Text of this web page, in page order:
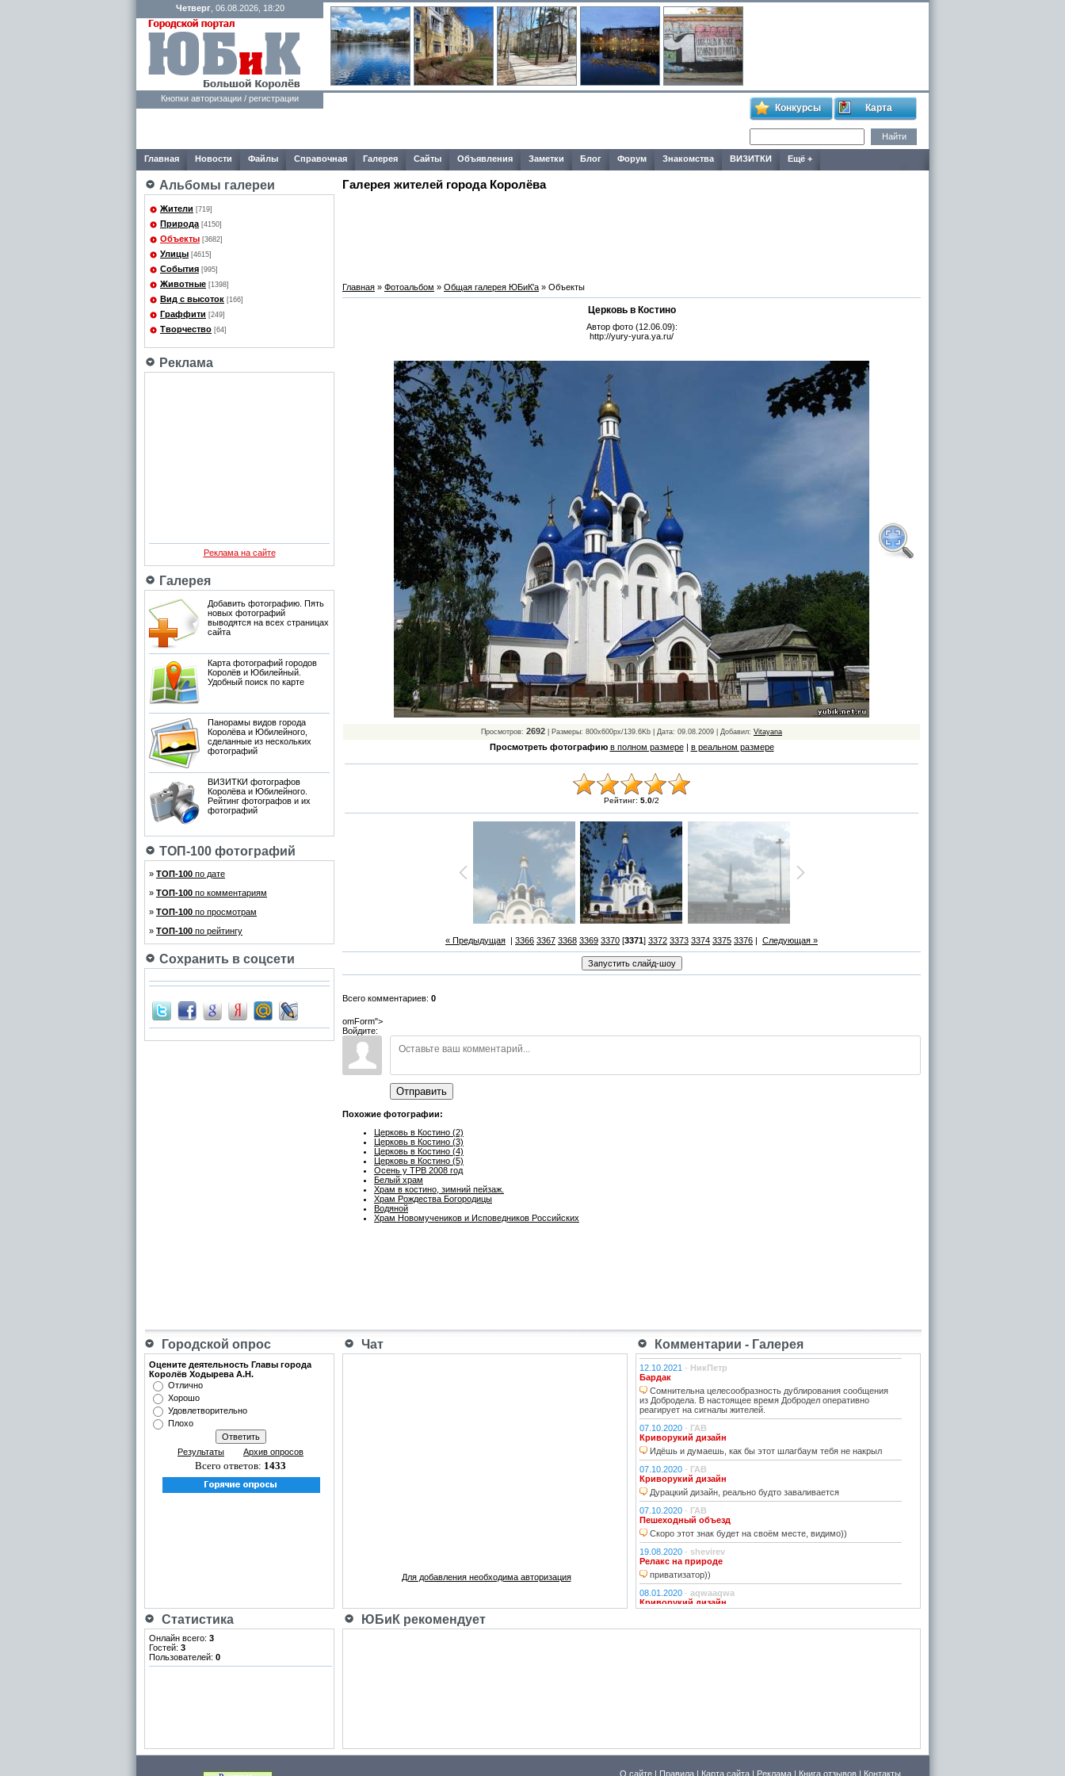
Четверг, 06.08.2026, 18:20
Кнопки авторизации / регистрации
Конкурсы Карта
Главная Новости Файлы Справочная Галерея Сайты Объявления Заметки Блог Форум Знакомства ВИЗИТКИ Ещё +
Альбомы галереи
Жители [719]
Природа [4150]
Объекты [3682]
Улицы [4615]
События [995]
Животные [1398]
Вид с высоток [166]
Граффити [249]
Творчество [64]
Реклама
Реклама на сайте
Галерея
Добавить фотографию. Пять
новых фотографий
выводятся на всех страницах
сайта
Карта фотографий городов
Королёв и Юбилейный.
Удобный поиск по карте
Панорамы видов города
Королёва и Юбилейного,
сделанные из нескольких
фотографий
ВИЗИТКИ фотографов
Королёва и Юбилейного.
Рейтинг фотографов и их
фотографий
ТОП-100 фотографий
» ТОП-100 по дате
» ТОП-100 по комментариям
» ТОП-100 по просмотрам
» ТОП-100 по рейтингу
Сохранить в соцсети
Галерея жителей города Королёва
Главная » Фотоальбом » Общая галерея ЮБиК'a » Объекты
Церковь в Костино
Автор фото (12.06.09):
http://yury-yura.ya.ru/
Просмотров: 2692 | Размеры: 800x600px/139.6Kb | Дата: 09.08.2009 | Добавил: Vitayana
Просмотреть фотографию в полном размере| в реальном размере
Рейтинг: 5.0/2
« Предыдущая | 3366 3367 3368 3369 3370 [3371] 3372 3373 3374 3375 3376 | Следующая »
Всего комментариев: 0
omForm">
Войдите:
Отправить
Похожие фотографии:
Церковь в Костино (2)
Церковь в Костино (3)
Церковь в Костино (4)
Церковь в Костино (5)
Осень у ТРВ 2008 год
Белый храм
Храм в костино, зимний пейзаж.
Храм Рождества Богородицы
Водяной
Храм Новомучеников и Исповедников Российских
Городской опрос Чат Комментарии - Галерея
Оцените деятельность Главы города
Королёв Ходырева А.Н.
Отлично
Хорошо
Удовлетворительно
Плохо
Результаты Архив опросов
Всего ответов: 1433
Для добавления необходима авторизация
12.10.2021 - НикПетр
Бардак
Сомнительна целесообразность дублирования сообщения
из Добродела. В настоящее время Добродел оперативно
реагирует на сигналы жителей.
07.10.2020 - ГАВ
Криворукий дизайн
Идёшь и думаешь, как бы этот шлагбаум тебя не накрыл
07.10.2020 - ГАВ
Криворукий дизайн
Дурацкий дизайн, реально будто заваливается
07.10.2020 - ГАВ
Пешеходный объезд
Скоро этот знак будет на своём месте, видимо))
19.08.2020 - shevirev
Релакс на природе
приватизатор))
08.01.2020 - aqwaaqwa
Криворукий дизайн
По предпросмотру фото показалось, что это гриб в листьях
Статистика ЮБиК рекомендует
Онлайн всего: 3
Гостей: 3
Пользователей: 0
О сайте | Правила | Карта сайта | Реклама | Книга отзывов | Контакты